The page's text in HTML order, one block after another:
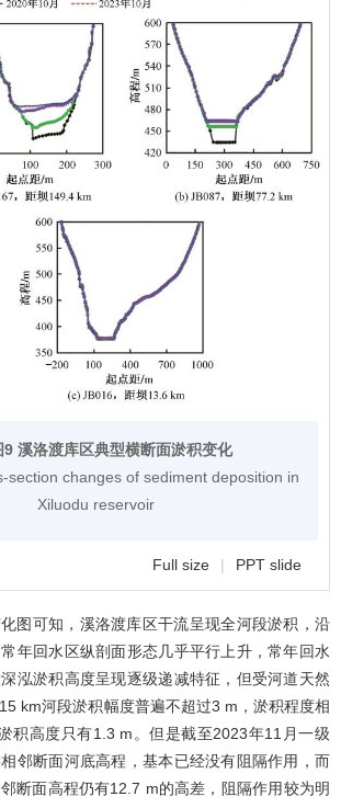
9 溪洛渡库区典型横断面淤积变化
section changes of sediment deposition in
Xiluodu reservoir
Full size | PPT slide
图可知，溪洛渡库区干流呈现全河段淤积，沿
年回水区纵剖面形态几乎平行上升，常年回水
泓淤积高度呈现逐级递减特征，但受河道天然
km河段淤积幅度普遍不超过3 m，淤积程度相
积高度只有1.3 m。但是截至2023年11月一级
邻断面河底高程，基本已经没有阻隔作用，而
断面高程仍有12.7 m的高差，阻隔作用较为明